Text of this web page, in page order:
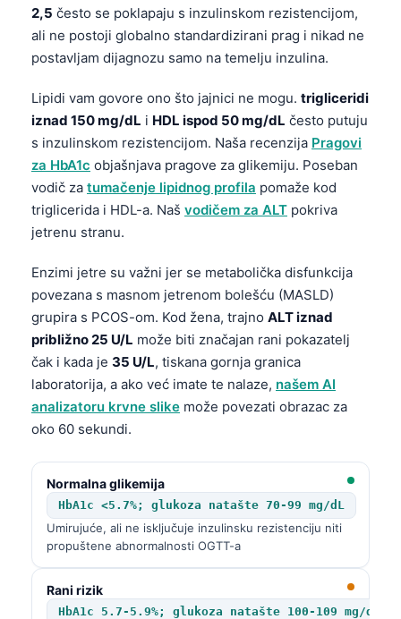
2,5 često se poklapaju s inzulinskom rezistencijom,
ali ne postoji globalno standardizirani prag i nikad ne
postavljam dijagnozu samo na temelju inzulina.
Lipidi vam govore ono što jajnici ne mogu. trigliceridi
iznad 150 mg/dL i HDL ispod 50 mg/dL često putuju
s inzulinskom rezistencijom. Naša recenzija Pragovi
za HbA1c objašnjava pragove za glikemiju. Poseban
vodič za tumačenje lipidnog profila pomaže kod
triglicerida i HDL-a. Naš vodičem za ALT pokriva
jetrenu stranu.
Enzimi jetre su važni jer se metabolička disfunkcija
povezana s masnom jetrenom bolešću (MASLD)
grupira s PCOS-om. Kod žena, trajno ALT iznad
približno 25 U/L može biti značajan rani pokazatelj
čak i kada je 35 U/L, tiskana gornja granica
laboratorija, a ako već imate te nalaze, našem AI
analizatoru krvne slike može povezati obrazac za
oko 60 sekundi.
Normalna glikemija
HbA1c <5.7%; glukoza natašte 70-99 mg/dL
Umirujuće, ali ne isključuje inzulinsku rezistenciju niti
propuštene abnormalnosti OGTT-a
Rani rizik
HbA1c 5.7-5.9%; glukoza natašte 100-109 mg/dL
Română
فارسی
Български
Dansk
Nederlands
हिन्दी
Bahasa Indonesia
Հայերեն
Íslenska
Српски језик
Svenska
Eesti
日本語
Čeština
ქართული
Lietuvių kalba
Polski